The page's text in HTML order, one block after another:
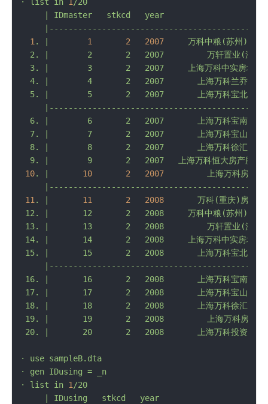
IDmaster stkcd year
1 . 1 2 2007
万科中粮(苏州)置业
2. |        2       2   2007         万轩置业(深圳)
3. |        3       2   2007     上海万科中实房地产
4. |        4       2   2007       上海万科兰乔置业
5. |        5       2   2007       上海万科宝北置业
6. |        6       2   2007       上海万科宝南置业
7. |        7       2   2007       上海万科宝山置业
8. |        8       2   2007       上海万科徐汇置业
10. 10 2 2007 上海万科房地
11 . 11 2 2008
万科(重庆)房地产
12. |       12       2   2008     万科中粮(苏州)置业
13. |       13       2   2008         万轩置业(深圳)
14. |       14       2   2008     上海万科中实房地产
15. |       15       2   2008       上海万科宝北置业
16. |       16       2   2008       上海万科宝南置业
17. |       17       2   2008       上海万科宝山置业
18. |       18       2   2008       上海万科徐汇置业
19. |       19       2   2008         上海万科房地产
· use sampleB.dta
·
gen IDusing =
_n
·
list in 1 /20
IDusing stkcd year